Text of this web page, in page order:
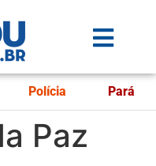
Polícia Pará
Paz